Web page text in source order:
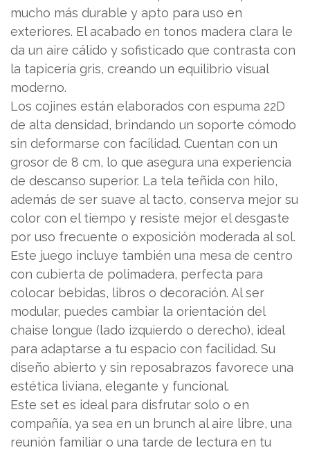
mucho más durable y apto para uso en
exteriores. El acabado en tonos madera clara le
da un aire cálido y sofisticado que contrasta con
la tapicería gris, creando un equilibrio visual
moderno.
Los cojines están elaborados con espuma 22D
de alta densidad, brindando un soporte cómodo
sin deformarse con facilidad. Cuentan con un
grosor de 8 cm, lo que asegura una experiencia
de descanso superior. La tela teñida con hilo,
además de ser suave al tacto, conserva mejor su
color con el tiempo y resiste mejor el desgaste
por uso frecuente o exposición moderada al sol.
Este juego incluye también una mesa de centro
con cubierta de polimadera, perfecta para
colocar bebidas, libros o decoración. Al ser
modular, puedes cambiar la orientación del
chaise longue (lado izquierdo o derecho), ideal
para adaptarse a tu espacio con facilidad. Su
diseño abierto y sin reposabrazos favorece una
estética liviana, elegante y funcional.
Este set es ideal para disfrutar solo o en
compañía, ya sea en un brunch al aire libre, una
reunión familiar o una tarde de lectura en tu